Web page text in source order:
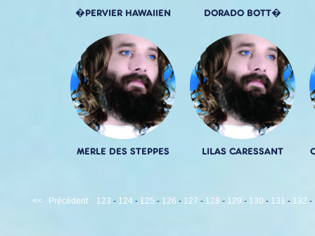
�PERVIER HAWAIIEN DORADO BOTT�
MERLE DES STEPPES LILAS CARESSANT
<< Précédent 123 - 124 - 125 - 126 - 127 - 128 - 129 - 130 - 131 - 132 -